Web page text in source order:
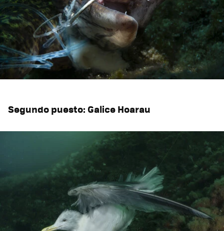
Segundo puesto: Galice Hoarau